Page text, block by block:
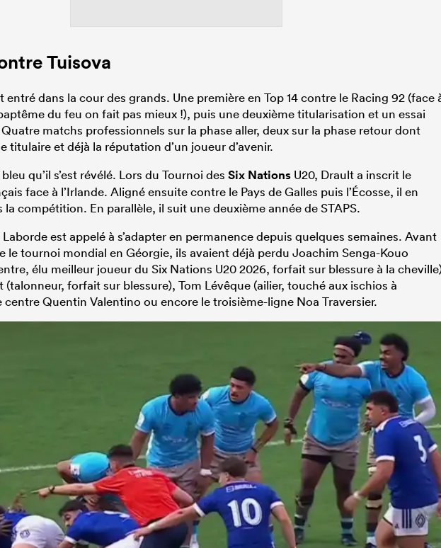
Tuisova
entré dans la cour des grands. Une première en Top 14 contre le Racing 92 (face
du feu on fait pas mieux !), puis une deuxième titularisation et un essai
matchs professionnels sur la phase aller, deux sur la phase retour dont
titulaire et déjà la réputation d’un joueur d’avenir.
qu’il s’est révélé. Lors du Tournoi des Six Nations U20, Drault a inscrit le
face à l’Irlande. Aligné ensuite contre le Pays de Galles puis l’Écosse, il en
compétition. En parallèle, il suit une deuxième année de STAPS.
est appelé à s’adapter en permanence depuis quelques semaines. Avant
le tournoi mondial en Géorgie, ils avaient déjà perdu Joachim Senga-Kouo
élu meilleur joueur du Six Nations U20 2026, forfait sur blessure à la
(talonneur, forfait sur blessure), Tom Lévêque (ailier, touché aux ischios à
centre Quentin Valentino ou encore le troisième-ligne Noa Traversier.